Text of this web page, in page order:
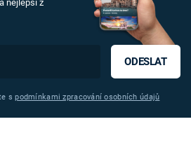
nejlepší z
ODESLAT
spodmínkami zpracování osobních údajů